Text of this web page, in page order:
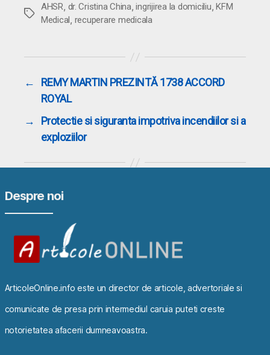
Etichete
AHSR, dr. Cristina China,ingrijirea la domiciliu,KFM
Medical, recuperare medicala
←
REMY MARTIN PREZINTĂ 1738 ACCORD
ROYAL
→
Protectie si siguranta impotriva incendiilor si a
exploziilor
Despre noi
ArticoleOnline.info este un director de articole, advertoriale si
comunicate de presa prin intermediul caruia puteti creste
notorietatea afacerii dumneavoastra.